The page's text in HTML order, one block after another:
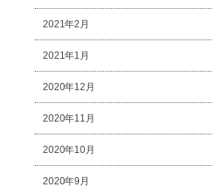
2021年2月
2021年1月
2020年12月
2020年11月
2020年10月
2020年9月